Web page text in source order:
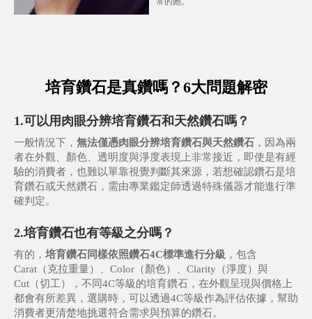
培育鑽石是真鑽嗎？ 6大問題解密
1.可以用肉眼分辨培育鑽石和天然鑽石嗎？
一般情況下， 無法僅憑肉眼分辨培育鑽石與天然鑽石 ，因為兩
者在外觀、顏色、透明度與淨度表現上非常接近，即使是有經
驗的消費者，也難以單靠視覺判斷其來源，若想確認鑽石是培
育鑽石或天然鑽石，需由專業鑑定師透過特殊儀器才能進行準
確判定。
2.培育鑽石也有等級之分嗎？
有的， 培育鑽石同樣依照鑽石4C標準進行分級 ，包含
Carat（克拉重量）、Color（顏色）、Clarity（淨度）與
Cut（切工），不同4C等級的培育鑽石，在外觀呈現與價格上
都會有所差異，選購時，可以透過4C等級作為評估依據，幫助
消費者更清楚地挑選符合需求與預算的鑽石。